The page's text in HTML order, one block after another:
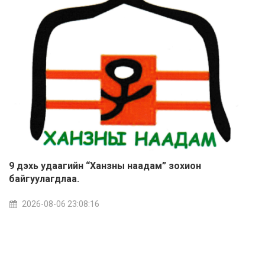
9 дэхь удаагийн “Ханзны наадам” зохион
байгуулагдлаа.
2026-08-06 23:08:16